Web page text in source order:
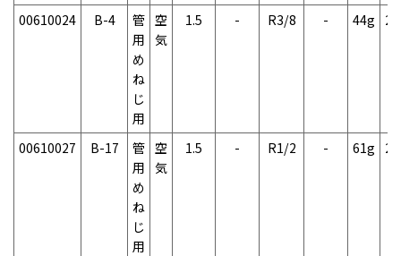
00610024 B-4
管
用
め
ね
じ
用
空
気
1.5 - R3/8 - 44g
00610027 B-17
管
用
め
ね
じ
用
空
気
1.5 - R1/2 - 61g